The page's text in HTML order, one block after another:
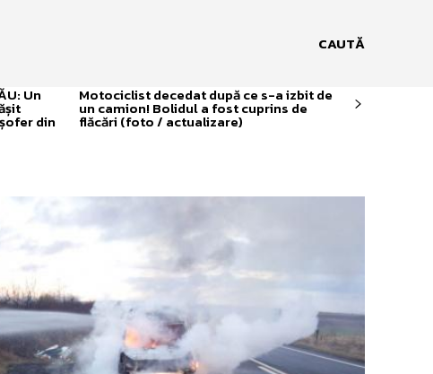
CAUTĂ
Un
din
Motociclist decedat după ce s-a izbit de
un camion! Bolidul a fost cuprins de
flăcări (foto / actualizare)